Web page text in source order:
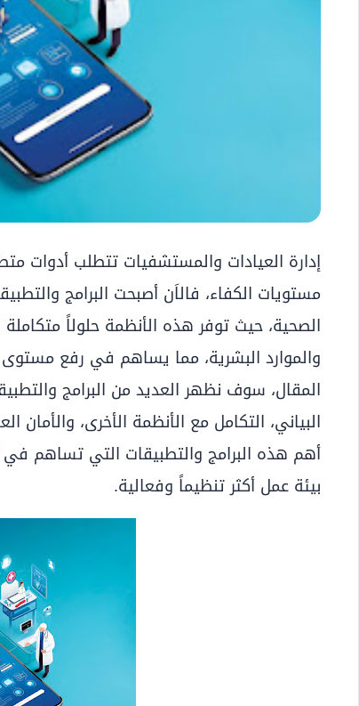
إدارة العيادات والمستشفيات تتطلب أدوات
مستويات الكفاء، فالاَن أصبحت البرامج
الصحية، حيث توفر هذه الأنظمة حلولاً متكاملة
والموارد البشرية، مما يساهم في رفع مستوى
المقال، سوف نظهر العديد من البرامج
البياني، التكامل مع الأنظمة الأخرى،
أهم هذه البرامج والتطبيقات التي تساهم في
بيئة عمل أكثر تنظيماً وفعالية.